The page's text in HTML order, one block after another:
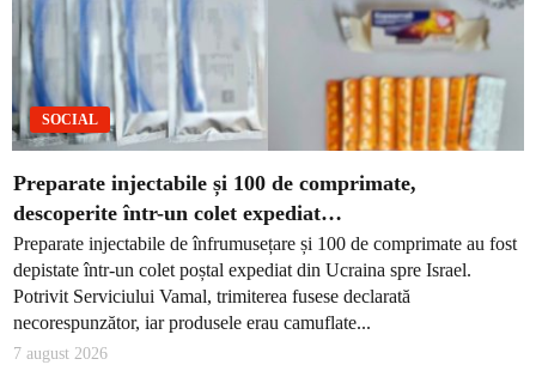
SOCIAL
Preparate injectabile și 100 de comprimate,
descoperite într-un colet expediat…
Preparate injectabile de înfrumusețare și 100 de comprimate au fost
depistate într-un colet poștal expediat din Ucraina spre Israel.
Potrivit Serviciului Vamal, trimiterea fusese declarată
necorespunzător, iar produsele erau camuflate...
7 august 2026